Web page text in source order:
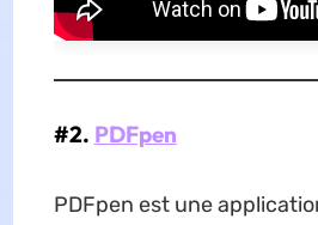
#2. PDFpen
PDFpen est une